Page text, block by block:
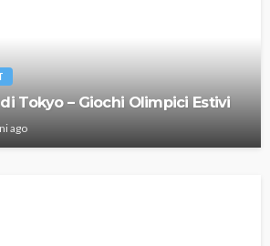
Tokyo – Giochi Olimpici Estivi
ago